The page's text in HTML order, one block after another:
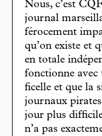
Nous, c’est
journal
férocement
qu’on existe et
en totale
fonctionne avec
ficelle et que la
journaux pirates
jour plus
n’a pas